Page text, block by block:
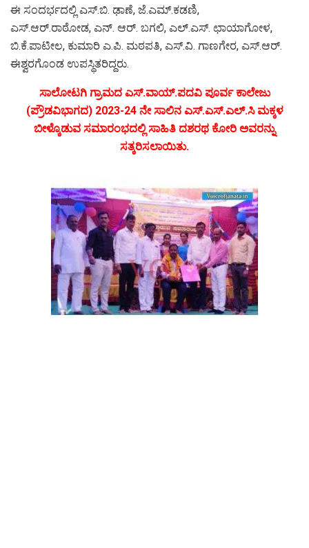
ಈ ಸಂದರ್ಭದಲ್ಲಿ ಎಸ್.ಬಿ. ಢಾಣೆ, ಜೆ.ಎಮ್.ಕಡಣಿ,
ಎಸ್.ಆರ್.ರಾಠೋಡ, ಎನ್. ಆರ್. ಬಗಲಿ, ಎಲ್.ಎಸ್. ಛಾಯಾಗೋಳ,
ಬಿ.ಕೆ.ಪಾಟೀಲ, ಕುಮಾರಿ ಎ.ಪಿ. ಮಠಪತಿ, ಎಸ್.ವಿ. ಗಾಣಗೇರ, ಎಸ್.ಆರ್.
ಈಶ್ವರಗೊಂಡ ಉಪಸ್ಥಿತರಿದ್ದರು.
ಸಾಲೋಟಗಿ ಗ್ರಾಮದ ಎಸ್.ವಾಯ್.ಪದವಿ ಪೂರ್ವ ಕಾಲೇಜು
(ಪ್ರೌಡವಿಭಾಗದ) 2023-24 ನೇ ಸಾಲಿನ ಎಸ್.ಎಸ್.ಎಲ್.ಸಿ ಮಕ್ಕಳ
ಬೀಳ್ಕೊಡುವ ಸಮಾರಂಭದಲ್ಲಿ ಸಾಹಿತಿ ದಶರಥ ಕೋರಿ ಅವರನ್ನು
ಸತ್ಕರಿಸಲಾಯಿತು.